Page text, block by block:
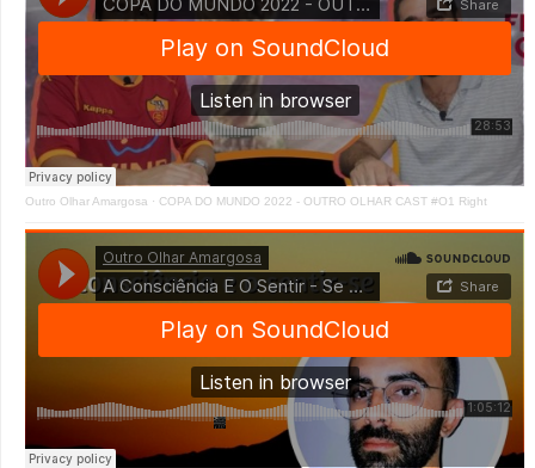
Outro Olhar Amargosa · COPA DO MUNDO 2022 - OUTRO OLHAR CAST #O1 Right